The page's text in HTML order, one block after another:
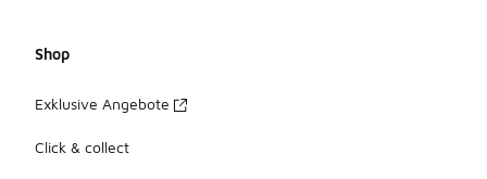
Shop
Exklusive Angebote
Click & collect